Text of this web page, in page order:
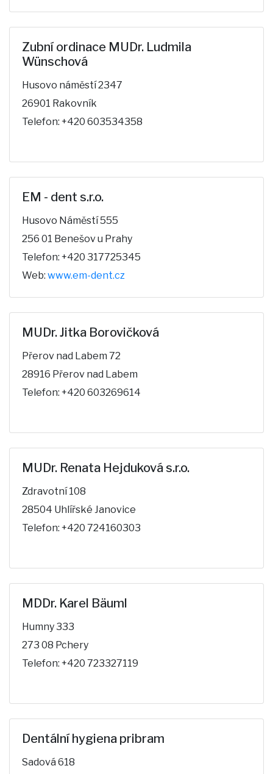
Zubní ordinace MUDr. Ludmila
Wünschová
Husovo náměstí 2347
26901 Rakovník
Telefon: +420 603534358
EM - dent s.r.o.
Husovo Náměstí 555
256 01 Benešov u Prahy
Telefon: +420 317725345
Web: www.em-dent.cz
MUDr. Jitka Borovičková
Přerov nad Labem 72
28916 Přerov nad Labem
Telefon: +420 603269614
MUDr. Renata Hejduková s.r.o.
Zdravotní 108
28504 Uhlířské Janovice
Telefon: +420 724160303
MDDr. Karel Bäuml
Humny 333
273 08 Pchery
Telefon: +420 723327119
Dentální hygiena pribram
Sadová 618